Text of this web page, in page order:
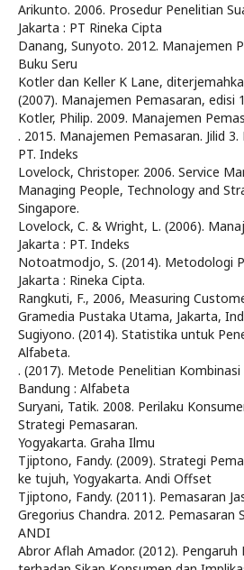
Arikunto. 2006. Prosedur Penelitian
Jakarta : PT Rineka Cipta
Danang, Sunyoto. 2012. Manajemen
Buku Seru
Kotler dan Keller K Lane,
(2007). Manajemen Pemasaran, edisi
Kotler, Philip. 2009. Manajemen
. 2015. Manajemen Pemasaran. Jilid 3.
PT. Indeks
Lovelock, Christoper. 2006. Service
Managing People, Technology and
Singapore.
Lovelock, C. & Wright, L. (2006).
Jakarta : PT. Indeks
Notoatmodjo, S. (2014). Metodologi
Jakarta : Rineka Cipta.
Rangkuti, F., 2006, Measuring
Gramedia Pustaka Utama, Jakarta,
Sugiyono. (2014). Statistika untuk
Alfabeta.
. (2017). Metode Penelitian
Bandung : Alfabeta
Suryani, Tatik. 2008. Perilaku
Strategi Pemasaran.
Yogyakarta. Graha Ilmu
Tjiptono, Fandy. (2009). Strategi
ke tujuh, Yogyakarta. Andi Offset
Tjiptono, Fandy. (2011). Pemasaran
Gregorius Chandra. 2012. Pemasaran
ANDI
Abror Aflah Amador. (2012). Pengaruh